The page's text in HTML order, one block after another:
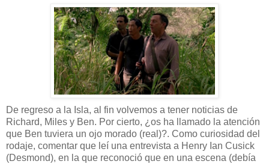
De regreso a la Isla, al fin volvemos a tener noticias de
Richard, Miles y Ben. Por cierto, ¿os ha llamado la atención
que Ben tuviera un ojo morado (real)?. Como curiosidad del
rodaje, comentar que leí una entrevista a Henry Ian Cusick
(Desmond), en la que reconoció que en una escena (debía